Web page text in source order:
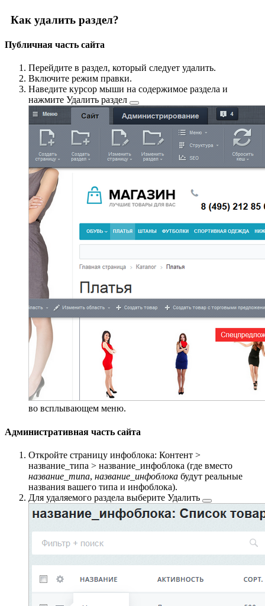
Как удалить раздел?
Публичная часть сайта
Перейдите в раздел, который следует удалить.
Включите режим правки.
Наведите курсор мыши на содержимое раздела и
нажмите Удалить раздел
во всплывающем меню.
Административная часть сайта
Откройте страницу инфоблока: Контент >
название_типа > название_инфоблока (где вместо
название_типа, название_инфоблока будут реальные
названия вашего типа и инфоблока).
Для удаляемого раздела выберите Удалить